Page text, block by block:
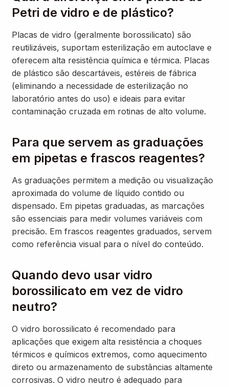
Petri de vidro e de plástico?
Placas de vidro (geralmente borossilicato) são
reutilizáveis, suportam esterilização em autoclave e
oferecem alta resistência química e térmica. Placas
de plástico são descartáveis, estéreis de fábrica
(eliminando a necessidade de esterilização no
laboratório antes do uso) e ideais para evitar
contaminação cruzada em rotinas de alto volume.
Para que servem as graduações
em pipetas e frascos reagentes?
As graduações permitem a medição ou visualização
aproximada do volume de líquido contido ou
dispensado. Em pipetas graduadas, as marcações
são essenciais para medir volumes variáveis com
precisão. Em frascos reagentes graduados, servem
como referência visual para o nível do conteúdo.
Quando devo usar vidro
borossilicato em vez de vidro
neutro?
O vidro borossilicato é recomendado para
aplicações que exigem alta resistência a choques
térmicos e químicos extremos, como aquecimento
direto ou armazenamento de substâncias altamente
corrosivas. O vidro neutro é adequado para